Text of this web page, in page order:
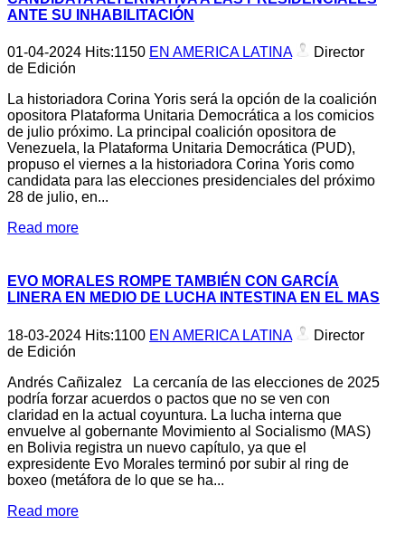
ANTE SU INHABILITACIÓN
01-04-2024 Hits:1150 EN AMERICA LATINA
Director
de Edición
La historiadora Corina Yoris será la opción de la coalición
opositora Plataforma Unitaria Democrática a los comicios
de julio próximo. La principal coalición opositora de
Venezuela, la Plataforma Unitaria Democrática (PUD),
propuso el viernes a la historiadora Corina Yoris como
candidata para las elecciones presidenciales del próximo
28 de julio, en...
Read more
EVO MORALES ROMPE TAMBIÉN CON GARCÍA
LINERA EN MEDIO DE LUCHA INTESTINA EN EL MAS
18-03-2024 Hits:1100 EN AMERICA LATINA
Director
de Edición
Andrés Cañizalez La cercanía de las elecciones de 2025
podría forzar acuerdos o pactos que no se ven con
claridad en la actual coyuntura. La lucha interna que
envuelve al gobernante Movimiento al Socialismo (MAS)
en Bolivia registra un nuevo capítulo, ya que el
expresidente Evo Morales terminó por subir al ring de
boxeo (metáfora de lo que se ha...
Read more